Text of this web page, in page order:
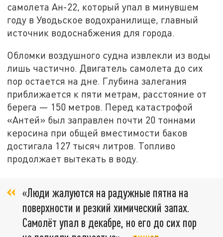
самолета Ан-22, который упал в минувшем
году в Уводьское водохранилище, главный
источник водоснабжения для города.
Обломки воздушного судна извлекли из воды
лишь частично. Двигатель самолета до сих
пор остается на дне. Глубина залегания
приближается к пяти метрам, расстояние от
берега — 150 метров. Перед катастрофой
«Антей» был заправлен почти 20 тоннами
керосина при общей вместимости баков
достигала 127 тысяч литров. Топливо
продолжает вытекать в воду.
«Люди жалуются на радужные пятна на
поверхности и резкий химический запах.
Самолёт упал в декабре, но его до сих пор